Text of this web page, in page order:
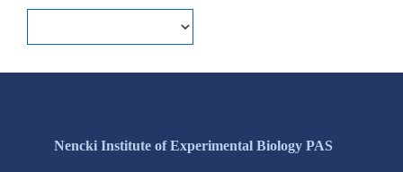
Nencki Institute of Experimental Biology PAS